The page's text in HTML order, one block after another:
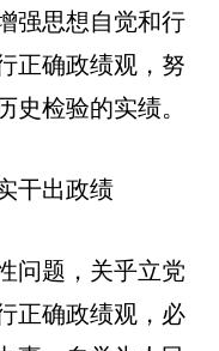
强思想自觉和行
正确政绩观，努
史检验的实绩。
干出政绩
问题，关乎立党
正确政绩观，必